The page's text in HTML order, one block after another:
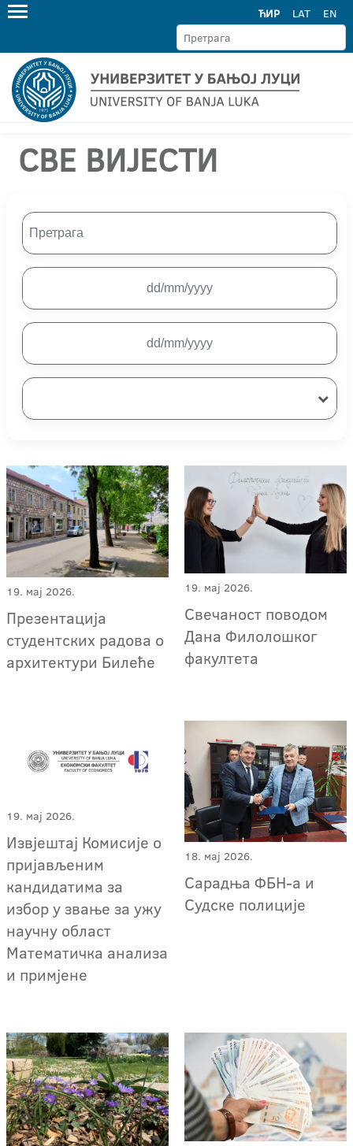
ЋИР LAT EN
СВЕ ВИЈЕСТИ
19. мај 2026.
Презентација
студентских радова о
архитектури Билеће
19. мај 2026.
Свечаност поводом
Дана Филолошког
факултета
19. мај 2026.
Извјештај Комисије о
пријављеним
кандидатима за
избор у звање за ужу
научну област
Математичка анализа
и примјене
18. мај 2026.
Сарадња ФБН-а и
Судске полиције